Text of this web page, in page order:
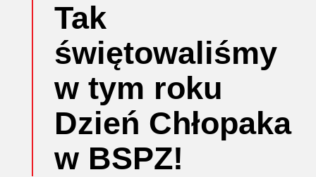
Tak
świętowaliśmy
w tym roku
Dzień Chłopaka
w BSPZ!